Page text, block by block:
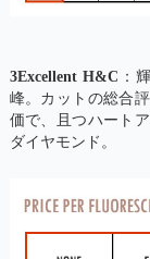
3Excellent H&C ：
峰。カットの総合
価で、且つハート
ダイヤモンド。